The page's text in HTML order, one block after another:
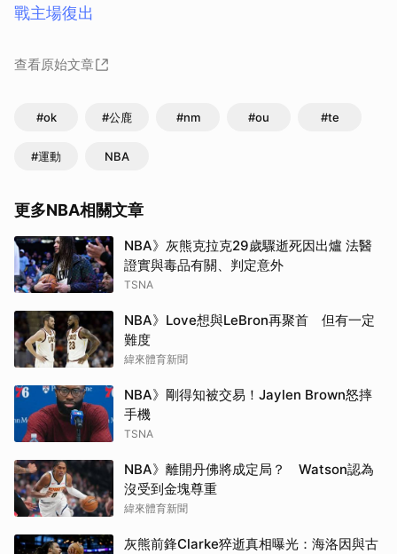
戰主場復出
查看原始文章
#ok #公鹿 #nm #ou #te
#運動 NBA
更多NBA相關文章
NBA》灰熊克拉克29歲驟逝死因出爐 法醫
證實與毒品有關、判定意外
TSNA
NBA》Love想與LeBron再聚首 但有一定
難度
緯來體育新聞
NBA》剛得知被交易！Jaylen Brown怒摔
手機
TSNA
NBA》離開丹佛將成定局？ Watson認為
沒受到金塊尊重
緯來體育新聞
灰熊前鋒Clarke猝逝真相曝光：海洛因與古